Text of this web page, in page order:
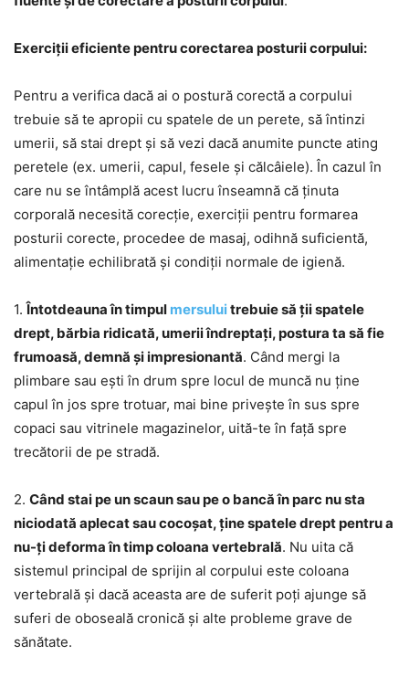
Exerciții eficiente pentru corectarea posturii corpului:
Pentru a verifica dacă ai o postură corectă a corpului
trebuie să te apropii cu spatele de un perete, să întinzi
umerii, să stai drept și să vezi dacă anumite puncte ating
peretele (ex. umerii, capul, fesele și călcâiele). În cazul în
care nu se întâmplă acest lucru înseamnă că ținuta
corporală necesită corecție, exerciții pentru formarea
posturii corecte, procedee de masaj, odihnă suficientă,
alimentație echilibrată și condiții normale de igienă.
1.Întotdeauna în timpul mersuluitrebuie să ții spatele
drept, bărbia ridicată, umerii îndreptați, postura ta să fie
frumoasă, demnă și impresionantă. Când mergi la
plimbare sau ești în drum spre locul de muncă nu ține
capul în jos spre trotuar, mai bine privește în sus spre
copaci sau vitrinele magazinelor, uită-te în față spre
trecătorii de pe stradă.
2. Când stai pe un scaun sau pe o bancă în parc nu sta
niciodată aplecat sau cocoșat, ține spatele drept pentru a
nu-ți deforma în timp coloana vertebrală. Nu uita că
sistemul principal de sprijin al corpului este coloana
vertebrală și dacă aceasta are de suferit poți ajunge să
suferi de oboseală cronică și alte probleme grave de
sănătate.